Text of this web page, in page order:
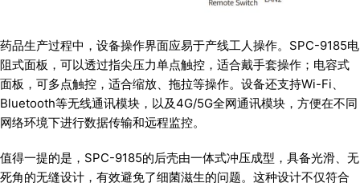
药品生产过程中，设备操作界面应易于产线工人操作。SPC-9185电
阻式面板，可以透过指尖压力单点触控，适合戴手套操作；电容式
面板，可多点触控，适合缩放、拖拉等操作。设备还支持Wi-Fi、
Bluetooth等无线通讯模块，以及4G/5G全网通讯模块，方便在不同
网络环境下进行数据传输和远程监控。
值得一提的是，SPC-9185的后壳由一体式冲压成型，具备光滑、无
死角的无缝设计，有效避免了细菌滋生的问题。这种设计不仅符合